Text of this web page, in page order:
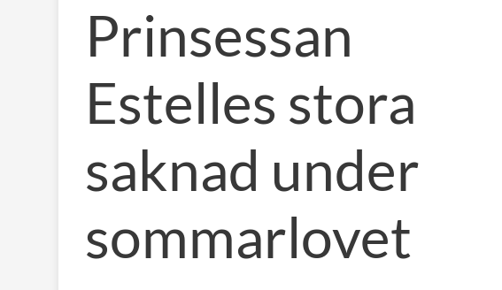
Prinsessan
Estelles stora
saknad under
sommarlovet